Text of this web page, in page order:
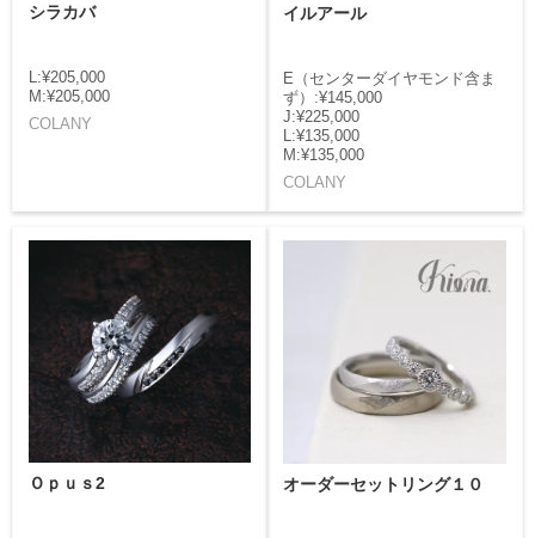
シラカバ
L:¥205,000
M:¥205,000
COLANY
イルアール
E（センターダイヤモンド含ま
ず）:¥145,000
J:¥225,000
L:¥135,000
M:¥135,000
COLANY
Ｏｐｕｓ2 オーダーセットリング１０